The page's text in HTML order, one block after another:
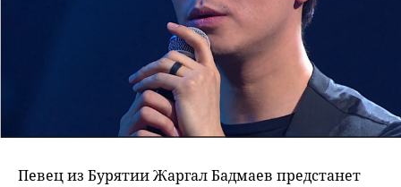
Певец из Бурятии Жаргал Бадмаев предстанет